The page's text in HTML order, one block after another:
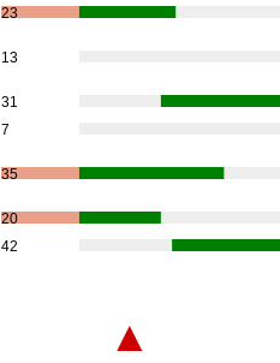
23
13
31
7
35
20
42
▲